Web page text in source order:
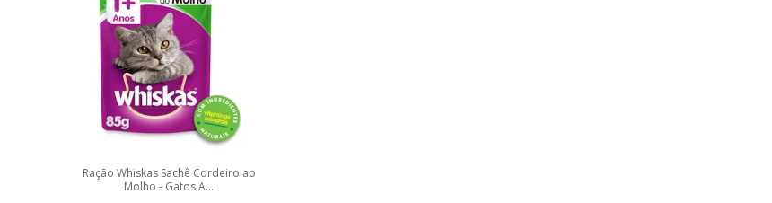
Ração Whiskas Sachê Cordeiro ao
Molho - Gatos A...